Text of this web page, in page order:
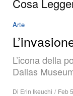
Cosa
Arte
L’icona della
Dallas
Di Erin Ikeuchi / Feb